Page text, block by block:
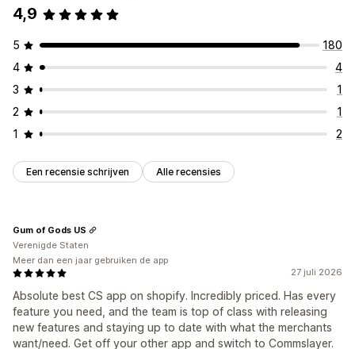
4,9
5
180
4
4
3
1
2
1
1
2
Een recensie schrijven Alle recensies
27 juli 2026
Absolute best CS app on shopify. Incredibly priced. Has every
feature you need, and the team is top of class with releasing
new features and staying up to date with what the merchants
want/need. Get off your other app and switch to Commslayer.
Gum of Gods US
Verenigde Staten
Meer dan een jaar gebruiken de app